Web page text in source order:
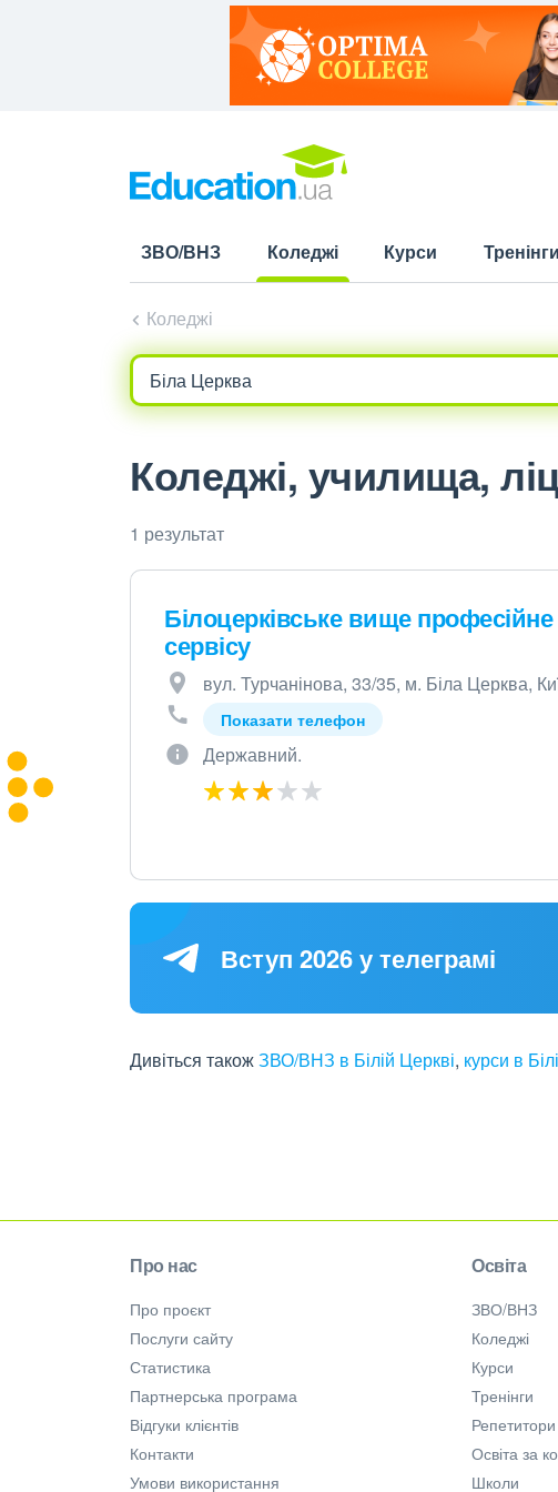
ЗВО/ВНЗ
Коледжі
Курси Тренінги
Коледжі
Коледжі, училища,
1 результат
Білоцерківське вище
сервісу
вул. Турчанінова, 33/35, м. Біла Церква,
Показати телефон
Державний.
Вступ 2026 у телеграмі
Дивіться такожЗВО/ВНЗ в Білій Церкві, курси в
Про нас
Про проєкт
Послуги сайту
Статистика
Партнерська програма
Відгуки клієнтів
Контакти
Умови використання
Освіта
ЗВО/ВНЗ
Коледжі
Курси
Тренінги
Репетитори
Освіта за
Школи